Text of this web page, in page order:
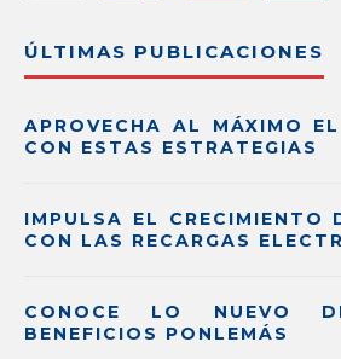
ÚLTIMAS PUBLICACIONES
APROVECHA AL MÁXIMO
CON ESTAS ESTRATEGIAS
IMPULSA EL CRECIMIENTO
CON LAS RECARGAS
CONOCE LO NUEVO
BENEFICIOS PONLEMÁS